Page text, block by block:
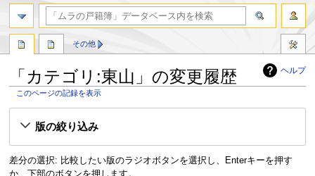
ヘルプ
「カテゴリ:東山」の変更履歴
このページの記録を表示
シ
動
版の絞り込み
差分の選択: 比較したい版のラジオボタンを選択し、Enterキーを押す
その他
検索